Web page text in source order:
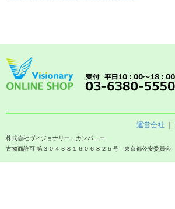
運営会社
株式会社ヴィジョナリー・カンパニー
古物商許可 第３０４３８１６０６８２５号 東京都公安委員会